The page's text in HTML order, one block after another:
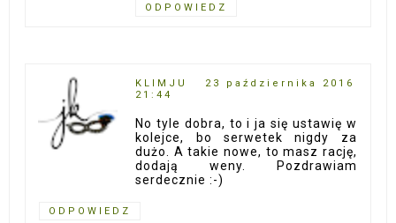
ODPOWIEDZ
KLIMJU
23 października 2016
21:44
No tyle dobra, to i ja się ustawię w
kolejce, bo serwetek nigdy za
dużo. A takie nowe, to masz rację,
dodają weny. Pozdrawiam
serdecznie :-)
ODPOWIEDZ